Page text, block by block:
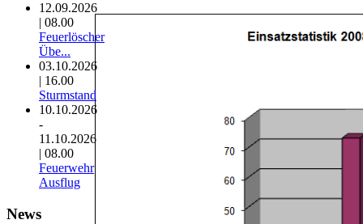
12.09.2026
| 08.00
Feuerlöscher
Übe...
03.10.2026
| 16.00
Sturmstand
10.10.2026
-
11.10.2026
| 08.00
Feuerwehr
Ausflug
News